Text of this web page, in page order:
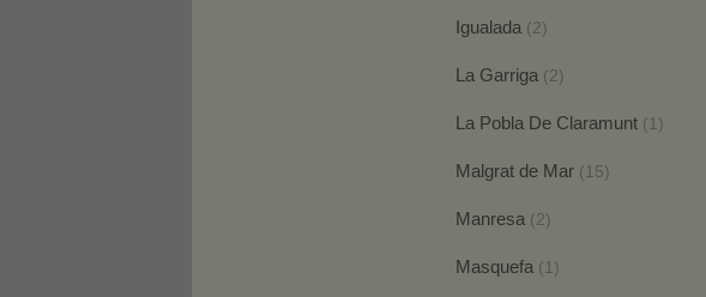
Igualada (2)
La Garriga (2)
La Pobla De Claramunt (1)
Malgrat de Mar (15)
Manresa (2)
Masquefa (1)